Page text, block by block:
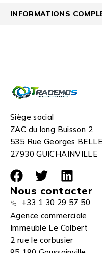
INFORMATIONS
Siège social
ZAC du long Buisson 2
535 Rue Georges
27930 GUICHAINVILLE
Nous contacter
+33 1 30 29 57 50
Agence commerciale
Immeuble Le Colbert
2 rue le corbusier